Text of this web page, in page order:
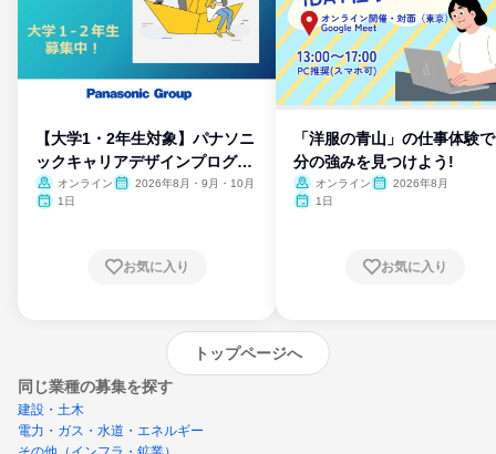
【大学1・2年生対象】パナソニ
ックキャリアデザインプログラ
ム
オンライン
2026年8月・9月・10月
1日
お気に入り
「洋服の青山」の仕事体験
分の強みを見つけよう!
オンライン
2026年8月
1日
お気に入り
トップページへ
同じ業種の募集を探す
建設・土木
電力・ガス・水道・エネルギー